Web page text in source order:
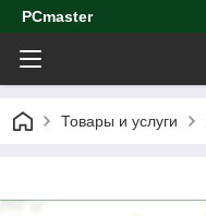
PCmaster
Товары и услуги